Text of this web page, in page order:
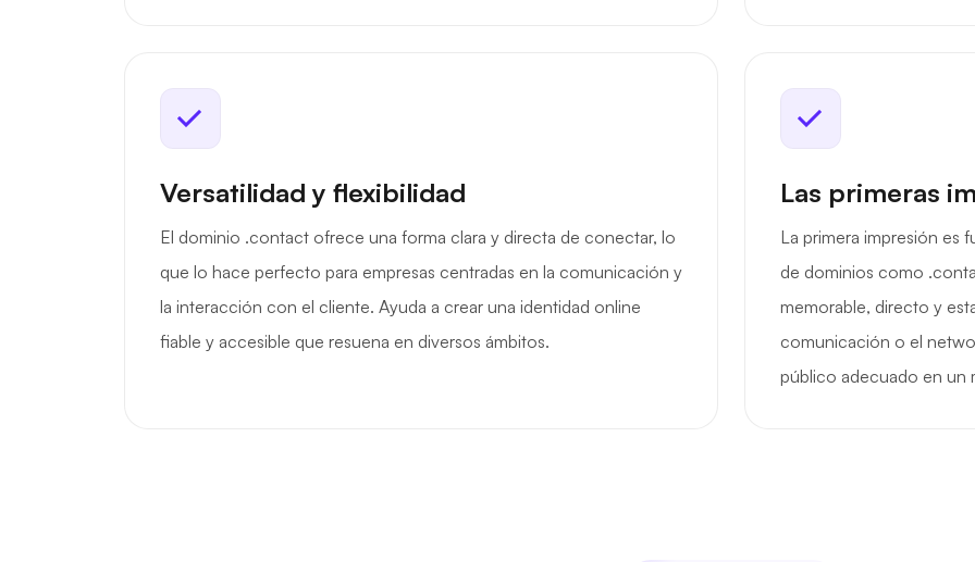
Versatilidad y flexibilidad
El dominio .contact ofrece una forma clara y directa de conectar, lo
que lo hace perfecto para empresas centradas en la comunicación y
la interacción con el cliente. Ayuda a crear una identidad online
fiable y accesible que resuena en diversos ámbitos.
Las primeras
La primera impresión es
de dominios como
memorable, directo y
comunicación o el
público adecuado en un